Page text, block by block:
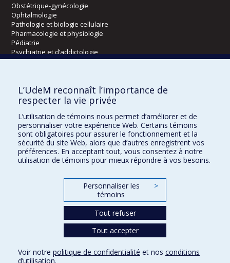
Obstétrique-gynécologie
Ophtalmologie
Pathologie et biologie cellulaire
Pharmacologie et physiologie
Pédiatrie
Psychiatrie et d’addictologie
Radiologie, radio-oncologie et médecine nucléaire
Écoles
Orthophonie et audiologie
Réadaptation
Directions
Confidentialité Conditions d’utilisation Paramètres des témoins
L’UdeM reconnaît l’importance de
respecter la vie privée
L’utilisation de témoins nous permet d’améliorer et de
personnaliser votre expérience Web. Certains témoins
sont obligatoires pour assurer le fonctionnement et la
sécurité du site Web, alors que d’autres enregistrent vos
préférences. En acceptant tout, vous consentez à notre
utilisation de témoins pour mieux répondre à vos besoins.
Personnaliser les
témoins
>
Tout refuser
Tout accepter
Voir notre politique de confidentialité et nos conditions
d’utilisation.